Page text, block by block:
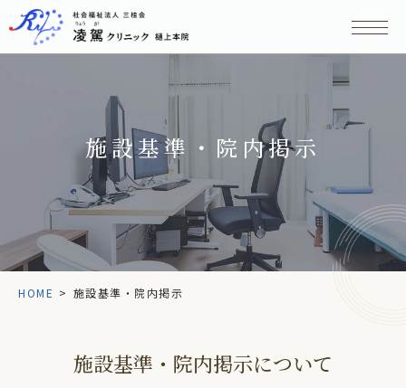
施設基準・院内掲示
HOME > 施設基準・院内掲示
施設基準・院内掲示について